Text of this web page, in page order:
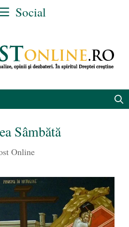
Social
Sâmbătă
Online